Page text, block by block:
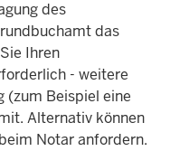
des
das
Ihren
- weitere
(zum Beispiel eine
Alternativ können
Notar anfordern.